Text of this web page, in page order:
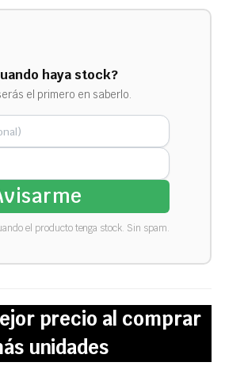
haya stock?
el primero en saberlo.
el producto tenga stock. Sin spam.
precio al comprar
unidades